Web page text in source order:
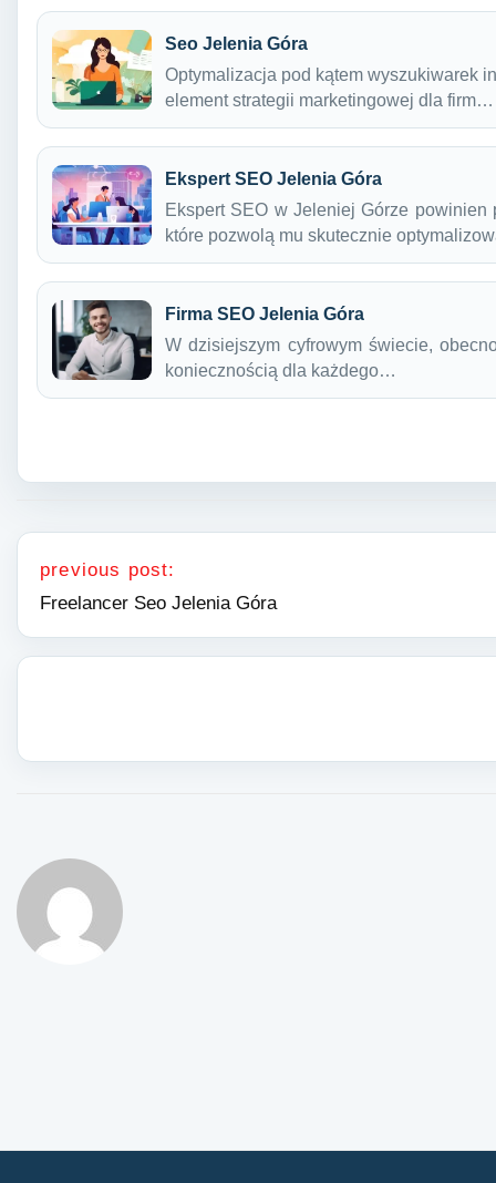
Seo Jelenia Góra
Optymalizacja pod kątem wyszukiwarek
element strategii marketingowej dla firm…
Ekspert SEO Jelenia Góra
Ekspert SEO w Jeleniej Górze
które pozwolą mu skutecznie
Firma SEO Jelenia Góra
W dzisiejszym cyfrowym świecie,
koniecznością dla każdego…
Nawigacja wpisu
previous post:
Freelancer Seo Jelenia Góra